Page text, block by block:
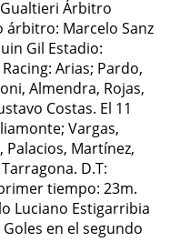
Árbitro
árbitro: Marcelo Sanz
Gil Estadio:
Arias; Pardo,
Almendra, Rojas,
Costas. El 11
Vargas,
Palacios, Martínez,
D.T:
tiempo: 23m.
Luciano Estigarribia
en el segundo